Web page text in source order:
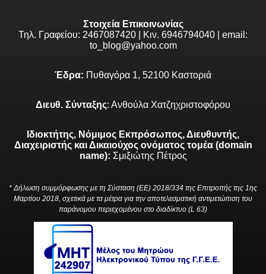
Στοιχεία Επικοινωνίας
Τηλ. Γραφείου: 2467087420 | Κιν. 6946794040 | email:
to_blog@yahoo.com
Έδρα: Πυθαγόρα 1, 52100 Καστοριά
Διευθ. Σύνταξης: Ανθούλα Χατζηχριστοφόρου
Ιδιοκτήτης, Νόμιμος Εκπρόσωπος, Διευθυντής,
Διαχειριστής και Δικαιούχος ονόματος τομέα (domain
name): Σμιξιώτης Πέτρος
* Δήλωση συμμόρφωσης με τη Σύσταση (ΕΕ) 2018/334 της Επιτροπής της 1ης
Μαρτίου 2018, σχετικά με τα μέτρα για την αποτελεσματική αντιμετώπιση του
παράνομου περιεχομένου στο διαδίκτυο (L 63)